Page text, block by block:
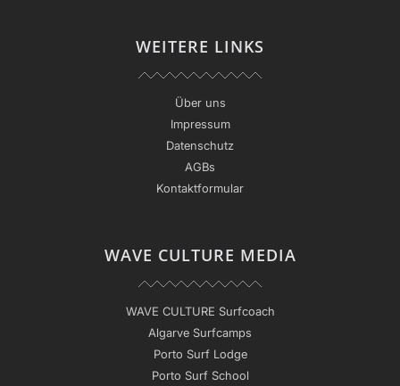
WEITERE LINKS
Über uns
Impressum
Datenschutz
AGBs
Kontaktformular
WAVE CULTURE MEDIA
WAVE CULTURE Surfcoach
Algarve Surfcamps
Porto Surf Lodge
Porto Surf School